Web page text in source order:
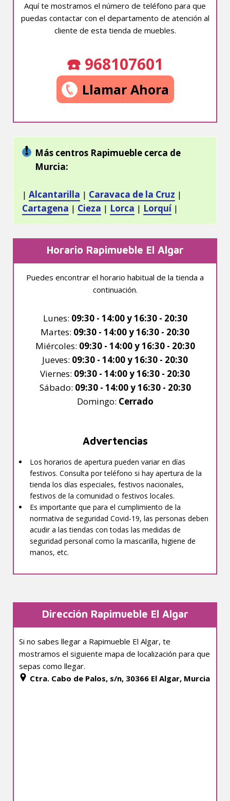
Aquí te mostramos el número de teléfono para que
puedas contactar con el departamento de atención al
cliente de esta tienda de muebles.
☎️ 968107601
Llamar Ahora
Más centros Rapimueble cerca de
Murcia:
| Alcantarilla | Caravaca de la Cruz |
Cartagena | Cieza | Lorca | Lorquí|
Horario Rapimueble El Algar
Puedes encontrar el horario habitual de la tienda a
continuación.
Lunes: 09:30 - 14:00 y 16:30 - 20:30
Martes: 09:30 - 14:00 y 16:30 - 20:30
Miércoles: 09:30 - 14:00 y 16:30 - 20:30
Jueves: 09:30 - 14:00 y 16:30 - 20:30
Viernes: 09:30 - 14:00 y 16:30 - 20:30
Sábado: 09:30 - 14:00 y 16:30 - 20:30
Domingo: Cerrado
Advertencias
Los horarios de apertura pueden variar en días
festivos. Consulta por teléfono si hay apertura de la
tienda los días especiales, festivos nacionales,
festivos de la comunidad o festivos locales.
Es importante que para el cumplimiento de la
normativa de seguridad Covid-19, las personas deben
acudir a las tiendas con todas las medidas de
seguridad personal como la mascarilla, higiene de
manos, etc.
Dirección Rapimueble El Algar
Si no sabes llegar a Rapimueble El Algar, te
mostramos el siguiente mapa de localización para que
sepas como llegar.
Ctra. Cabo de Palos, s/n, 30366 El Algar, Murcia